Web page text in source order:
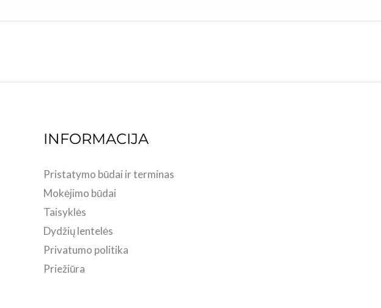
INFORMACIJA
Pristatymo būdai ir terminas
Mokėjimo būdai
Taisyklės
Dydžių lentelės
Privatumo politika
Priežiūra